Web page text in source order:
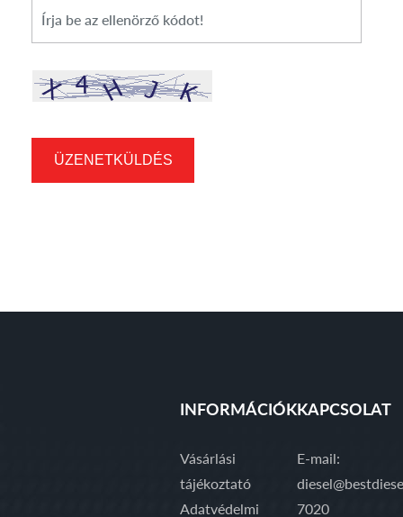
Cikkszám
ÜZENETKÜLDÉS
INFORMÁCIÓK
Vásárlási
tájékoztató
Adatvédelmi
KAPCSOLAT
E-mail:
7020